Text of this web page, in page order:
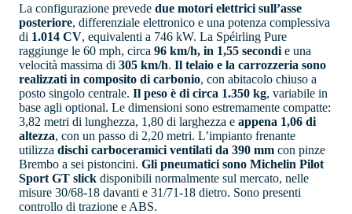
La configurazione prevede due motori elettrici sull’asse
posteriore, differenziale elettronico e una potenza complessiva
di 1.014 CV, equivalenti a 746 kW. La Spéirling Pure
raggiunge le 60 mph, circa 96 km/h, in 1,55 secondi e una
velocità massima di 305 km/h. Il telaio e la carrozzeria sono
realizzati in composito di carbonio, con abitacolo chiuso a
posto singolo centrale. Il peso è di circa 1.350 kg, variabile in
base agli optional. Le dimensioni sono estremamente compatte:
3,82 metri di lunghezza, 1,80 di larghezza e appena 1,06 di
altezza, con un passo di 2,20 metri. L’impianto frenante
utilizza dischi carboceramici ventilati da 390 mm con pinze
Brembo a sei pistoncini. Gli pneumatici sono Michelin Pilot
Sport GT slick disponibili normalmente sul mercato, nelle
misure 30/68-18 davanti e 31/71-18 dietro. Sono presenti
controllo di trazione e ABS.